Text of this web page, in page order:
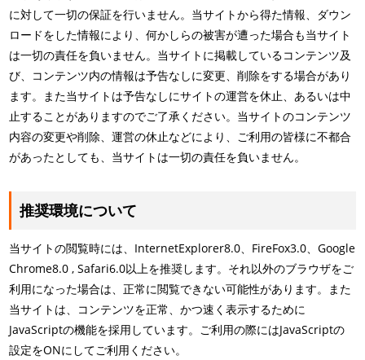
に対して一切の保証を行いません。当サイトから得た情報、ダウン
ロードをした情報により、何かしらの被害が遭った場合も当サイト
は一切の責任を負いません。当サイトに掲載しているコンテンツ及
び、コンテンツ内の情報は予告なしに変更、削除をする場合があり
ます。また当サイトは予告なしにサイトの運営を休止、あるいは中
止することがありますのでご了承ください。当サイトのコンテンツ
内容の変更や削除、運営の休止などにより、ご利用の皆様に不都合
があったとしても、当サイトは一切の責任を負いません。
推奨環境について
当サイトの閲覧時には、InternetExplorer8.0、FireFox3.0、Google
Chrome8.0 , Safari6.0以上を推奨します。それ以外のブラウザをご
利用になった場合は、正常に閲覧できない可能性があります。また
当サイトは、コンテンツを正常、かつ速く表示するために
JavaScriptの機能を採用しています。ご利用の際にはJavaScriptの
設定をONにしてご利用ください。